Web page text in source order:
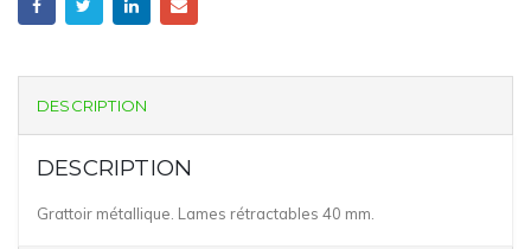
DESCRIPTION
DESCRIPTION
Grattoir métallique. Lames rétractables 40 mm.